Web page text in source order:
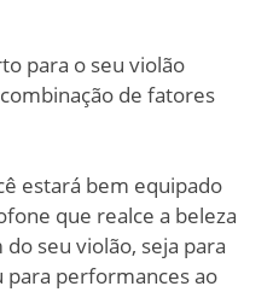
para o seu violão
de fatores
estará bem equipado
que realce a beleza
seu violão, seja para
para performances ao